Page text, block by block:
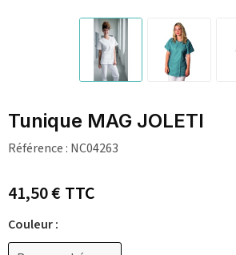
Tunique MAG JOLETI
Référence : NC04263
41,50 €TTC
Couleur :